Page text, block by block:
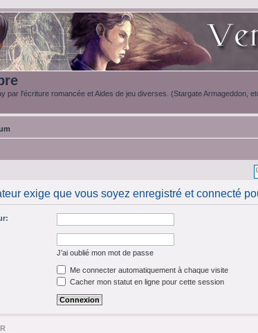
par l'écriture romancée et Aides de jeu diverses. (Stargate Armageddon,
exige que vous soyez enregistré et connecté
J’ai oublié mon mot de passe
Me connecter automatiquement à chaque visite
Cacher mon statut en ligne pour cette session